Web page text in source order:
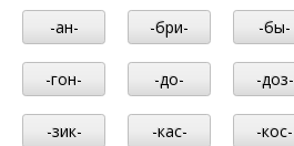
-ан-
-бри- -бы-
-гон- -до- -доз-
-зик- -кас- -кос-